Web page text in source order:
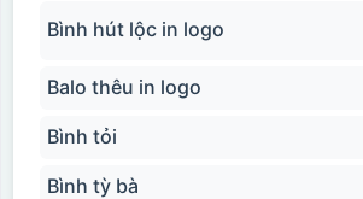
Bình hút lộc in logo
Balo thêu in logo
Bình tỏi
Bình tỳ bà